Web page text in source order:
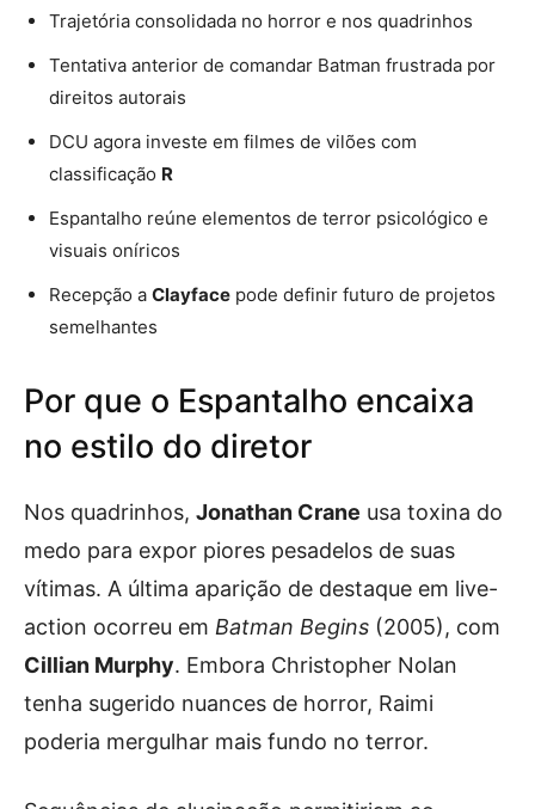
Trajetória consolidada no horror e nos quadrinhos
Tentativa anterior de comandar Batman frustrada por
direitos autorais
DCU agora investe em filmes de vilões com
classificação R
Espantalho reúne elementos de terror psicológico e
visuais oníricos
Recepção a Clayface pode definir futuro de projetos
semelhantes
Por que o Espantalho encaixa
no estilo do diretor
Nos quadrinhos, Jonathan Crane usa toxina do
medo para expor piores pesadelos de suas
vítimas. A última aparição de destaque em live-
action ocorreu em Batman Begins (2005), com
Cillian Murphy. Embora Christopher Nolan
tenha sugerido nuances de horror, Raimi
poderia mergulhar mais fundo no terror.